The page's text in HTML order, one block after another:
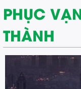
PHỤC
THÀNH